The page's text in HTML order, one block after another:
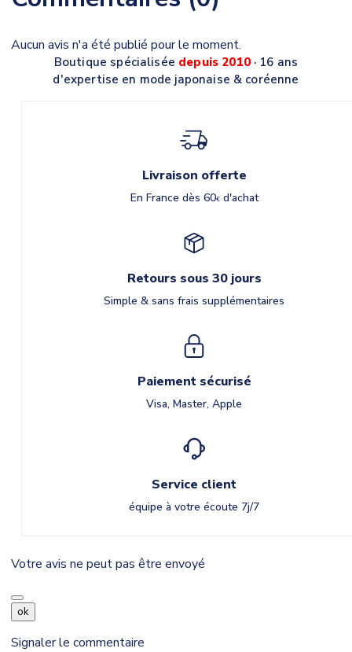
Aucun avis n'a été publié pour le moment.
Boutique spécialisée depuis 2010· 16 ans
d'expertise en mode japonaise & coréenne
Livraison offerte
En France dès 60€d'achat
Retours sous 30 jours
Simple & sans frais supplémentaires
Paiement sécurisé
Visa, Master, Apple
Service client
équipe à votre écoute 7j/7
Votre avis ne peut pas être envoyé
ok
Signaler le commentaire